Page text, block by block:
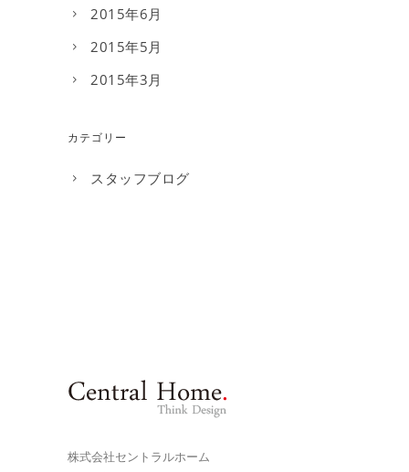
2015年6月
2015年5月
2015年3月
カテゴリー
スタッフブログ
株式会社セントラルホーム